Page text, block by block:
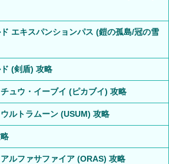
エキスパンションパス (鎧の孤島/冠の雪
(剣盾) 攻略
ュウ・イーブイ (ピカブイ) 攻略
ルトラムーン (USUM) 攻略
ルファサファイア (ORAS) 攻略